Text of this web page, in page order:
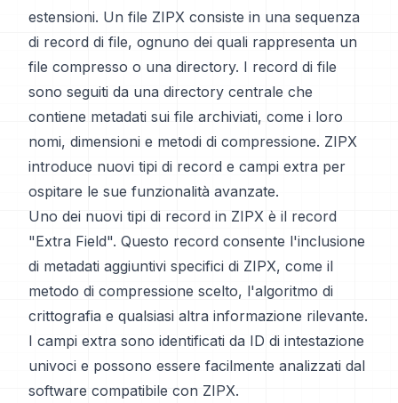
estensioni. Un file ZIPX consiste in una sequenza
di record di file, ognuno dei quali rappresenta un
file compresso o una directory. I record di file
sono seguiti da una directory centrale che
contiene metadati sui file archiviati, come i loro
nomi, dimensioni e metodi di compressione. ZIPX
introduce nuovi tipi di record e campi extra per
ospitare le sue funzionalità avanzate.
Uno dei nuovi tipi di record in ZIPX è il record
"Extra Field". Questo record consente l'inclusione
di metadati aggiuntivi specifici di ZIPX, come il
metodo di compressione scelto, l'algoritmo di
crittografia e qualsiasi altra informazione rilevante.
I campi extra sono identificati da ID di intestazione
univoci e possono essere facilmente analizzati dal
software compatibile con ZIPX.